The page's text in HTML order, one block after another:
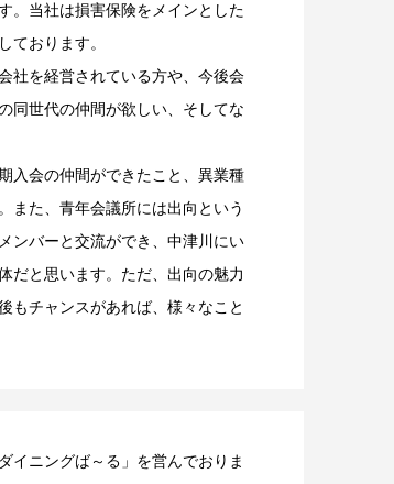
。当社は損害保険をメインとした
ております。
社を経営されている方や、今後会
同世代の仲間が欲しい、そしてな
入会の仲間ができたこと、異業種
また、青年会議所には出向という
ンバーと交流ができ、中津川にい
だと思います。ただ、出向の魅力
もチャンスがあれば、様々なこと
イニングば～る」を営んでおりま